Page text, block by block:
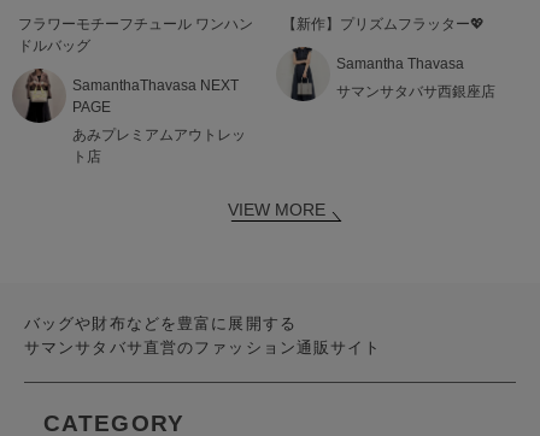
フラワーモチーフチュール ワンハン
ドルバッグ
SamanthaThavasa NEXT
PAGE
あみプレミアムアウトレッ
ト店
【新作】プリズムフラッター💖
Samantha Thavasa
サマンサタバサ西銀座店
VIEW MORE
バッグや財布などを豊富に展開する
サマンサタバサ直営のファッション通販サイト
CATEGORY